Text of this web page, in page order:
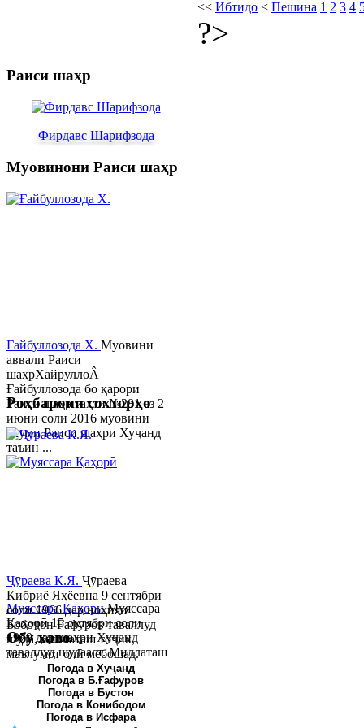
<< Ибтидо < Пешина 1 2 3 4
?>
Раиси шаҳр
Фирдавс Шарифзода
Муовинони Раиси шаҳр
Ғайбуллозода Х. Муовини
аввали Раиси
шаҳрХайруллоÂ
Ғайбуллозода бо қарори
Раиси шаҳр таҳти №281 аз 2
июни соли 2016 муовини
якуми Раиси шаҳри Хуҷанд
таъин ...
Муяссара ҚаҳорӣМуяссара
Қаҳорӣ 15 октябри соли
1979 дар шаҳри Хуҷанд
таваллуд шудааст. Миллаташ
тоҷик. Маълумот олӣ. Соли
2002 Донишгоҳи давлатии
Хуҷанд ба...
Роҳбарони сохторҳо
Ҷӯраева К.Я. Ҷӯраева
Кибриё Яҳёевна 9 сентябри
соли 1966 дар ноҳияи
Бобоҷон Ғафуров таваллуд
шуда, миллаташ тоҷик,
маълумот олӣ мебошад.
Соли 1997 Донишг...
Обу хаво
Погода в Хуҷанд
Погода в Б.Ғафуров
Погода в Бустон
Погода в Конибодом
Погода в Исфара